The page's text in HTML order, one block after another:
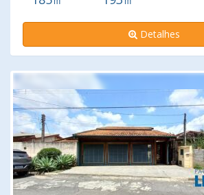
country de 3.200 metros. Este é o
você proporcionar à sua família e a você
uma vida de muita qualidade. Imóvel
fechada, residencial de primeira, ar
segurança, e bons vizinhos. Nos
Leardi, vamos te mostrar essa raridade.
bastante arejada, e com um armário
com várias portas e maleiro. Na parte
conta com uma bela piscina revestida
antiderrapantes, uma churrasqueira
encontra-se em uma rua tranquila,
Atibaia e de todas as necessidades do
Drogarias, Clínicas, Escolas, Parques,
Prefeitura, Detran, Lanchonetes,
acessar tanto a Rodovia D. Pedro I
Dias. Venha conhecer este imóvel que
bastante convidativo. Oportunidades
sempre. Nos procure na Imobiliária
Detalhes